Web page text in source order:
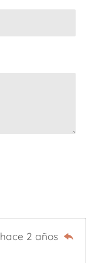
hace 2 años